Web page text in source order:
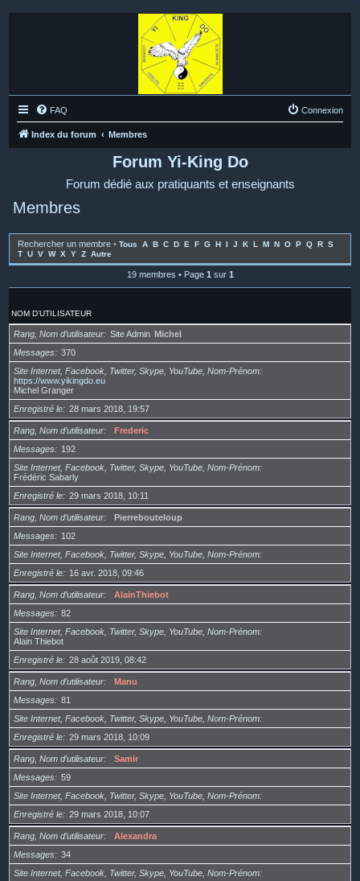
FAQ Connexion
Index du forum Membres
Forum Yi-King Do
Forum dédié aux pratiquants et enseignants
Membres
Rechercher un membre • Tous A B C D E F G H I J K L M N O P Q R S
T U V W X Y Z Autre
19 membres • Page 1 sur 1
NOM D’UTILISATEUR
Rang, Nom d’utilisateur Site Admin Michel
Messages
370
Site Internet, Facebook, Twitter, Skype, YouTube, Nom-Prénom
https://www.yikingdo.eu
Michel Granger
Enregistré le
28 mars 2018, 19:57
Rang, Nom d’utilisateur
Frederic
Messages
192
Site Internet, Facebook, Twitter, Skype, YouTube, Nom-Prénom
Frédéric Sabarly
Enregistré le
29 mars 2018, 10:11
Rang, Nom d’utilisateur
Pierrebouteloup
Messages
102
Site Internet, Facebook, Twitter, Skype, YouTube, Nom-Prénom
Enregistré le
16 avr. 2018, 09:46
Rang, Nom d’utilisateur
AlainThiebot
Messages
82
Site Internet, Facebook, Twitter, Skype, YouTube, Nom-Prénom
Alain Thiebot
Enregistré le
28 août 2019, 08:42
Rang, Nom d’utilisateur
Manu
Messages
81
Site Internet, Facebook, Twitter, Skype, YouTube, Nom-Prénom
Enregistré le
29 mars 2018, 10:09
Rang, Nom d’utilisateur
Samir
Messages
59
Site Internet, Facebook, Twitter, Skype, YouTube, Nom-Prénom
Enregistré le
29 mars 2018, 10:07
Rang, Nom d’utilisateur
Alexandra
Messages
34
Site Internet, Facebook, Twitter, Skype, YouTube, Nom-Prénom